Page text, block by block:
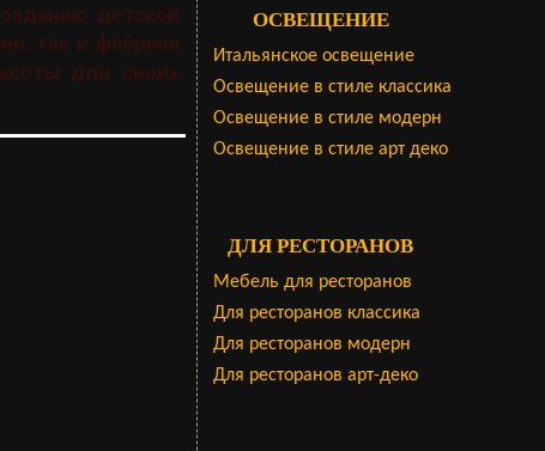
детской
так и фабрика
для своих
ОСВЕЩЕНИЕ
Итальянское освещение
Освещение в стиле классика
Освещение в стиле модерн
Освещение в стиле арт деко
ДЛЯ РЕСТОРАНОВ
Мебель для ресторанов
Для ресторанов классика
Для ресторанов модерн
Для ресторанов арт-деко